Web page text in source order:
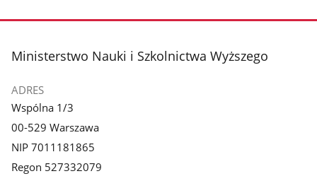
stopka
Ministerstwo Nauki i Szkolnictwa Wyższego
ADRES
Wspólna 1/3
00-529 Warszawa
NIP 7011181865
Regon 527332079